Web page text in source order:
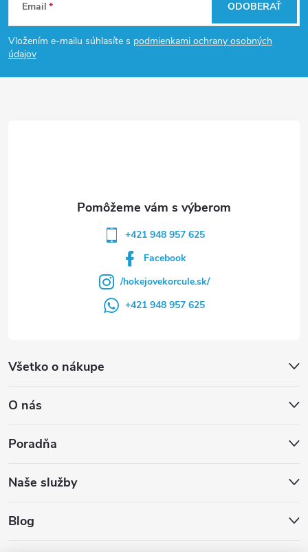
á
p
Email
Vložením e-mailu súhlasíte s podmienkami ochrany osobných
údajov
ODOBERAŤ
Všetko o nákupe
O nás
Poradňa
Naše služby
Blog
+421 948 957 625
Facebook
/hokejovekorcule.sk/
+421 948 957 625